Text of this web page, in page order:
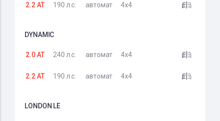
2.2 AT 190 л.с. автомат 4x4
DYNAMIC
2.0 AT 240 л.с. автомат 4x4
2.2 AT 190 л.с. автомат 4x4
LONDON LE